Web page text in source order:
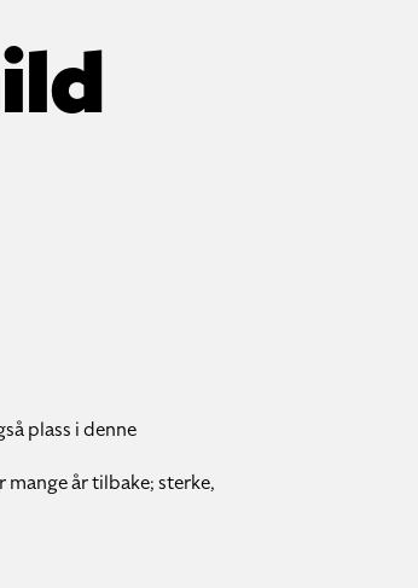
plass i denne
år tilbake; sterke,